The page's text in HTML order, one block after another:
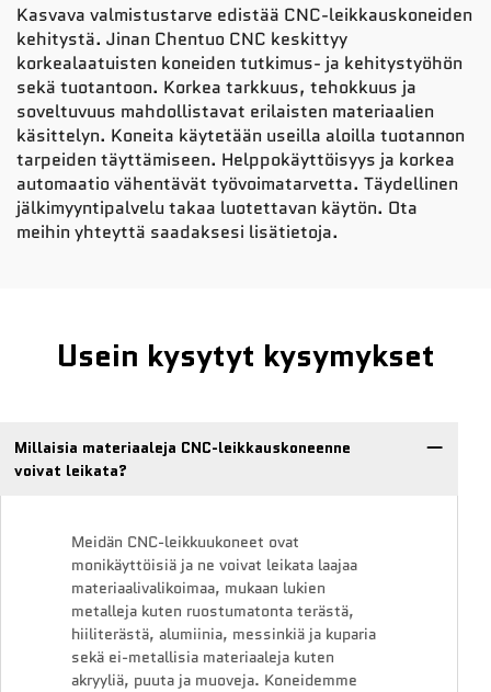
Kasvava valmistustarve edistää CNC-leikkauskoneiden
kehitystä. Jinan Chentuo CNC keskittyy
korkealaatuisten koneiden tutkimus- ja kehitystyöhön
sekä tuotantoon. Korkea tarkkuus, tehokkuus ja
soveltuvuus mahdollistavat erilaisten materiaalien
käsittelyn. Koneita käytetään useilla aloilla tuotannon
tarpeiden täyttämiseen. Helppokäyttöisyys ja korkea
automaatio vähentävät työvoimatarvetta. Täydellinen
jälkimyyntipalvelu takaa luotettavan käytön. Ota
meihin yhteyttä saadaksesi lisätietoja.
Usein kysytyt kysymykset
Millaisia materiaaleja CNC-leikkauskoneenne
voivat leikata?
Meidän CNC-leikkuukoneet ovat
monikäyttöisiä ja ne voivat leikata laajaa
materiaalivalikoimaa, mukaan lukien
metalleja kuten ruostumatonta terästä,
hiiliterästä, alumiinia, messinkiä ja kuparia
sekä ei-metallisia materiaaleja kuten
akryyliä, puuta ja muoveja. Koneidemme